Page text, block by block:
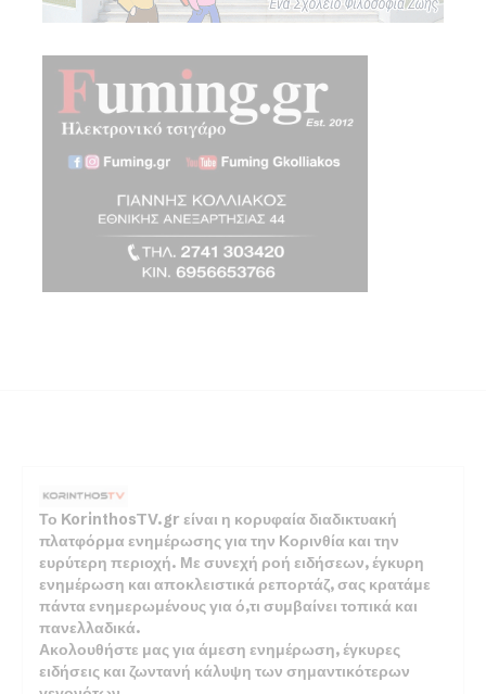
Το KorinthosTV.gr είναι η κορυφαία διαδικτυακή
πλατφόρμα ενημέρωσης για την Κορινθία και την
ευρύτερη περιοχή. Με συνεχή ροή ειδήσεων, έγκυρη
ενημέρωση και αποκλειστικά ρεπορτάζ, σας κρατάμε
πάντα ενημερωμένους για ό,τι συμβαίνει τοπικά και
πανελλαδικά.
Ακολουθήστε μας για άμεση ενημέρωση, έγκυρες
ειδήσεις και ζωντανή κάλυψη των σημαντικότερων